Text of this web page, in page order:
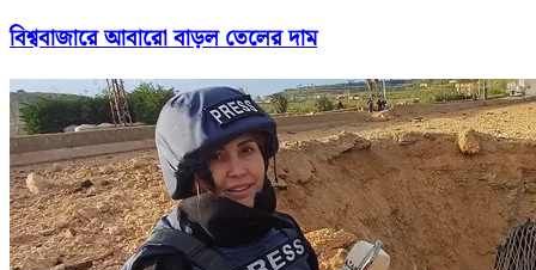
বিশ্ববাজারে আবারো বাড়ল তেলের দাম